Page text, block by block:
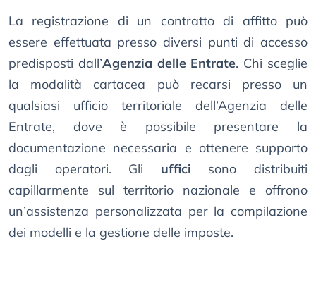
La registrazione di un contratto di affitto può
essere effettuata presso diversi punti di accesso
predisposti dall’Agenzia delle Entrate. Chi sceglie
la modalità cartacea può recarsi presso un
qualsiasi ufficio territoriale dell’Agenzia delle
Entrate, dove è possibile presentare la
documentazione necessaria e ottenere supporto
dagli operatori. Gli uffici sono distribuiti
capillarmente sul territorio nazionale e offrono
un’assistenza personalizzata per la compilazione
dei modelli e la gestione delle imposte.